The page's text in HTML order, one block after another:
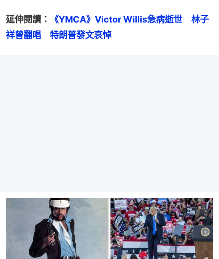
延伸閱讀：
《YMCA》Victor Willis急病逝世　林子
祥曾翻唱　特朗普發文哀悼